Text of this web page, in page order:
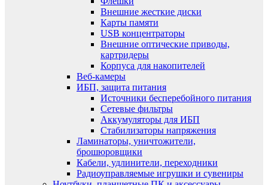
Внешние жесткие диски
Карты памяти
USB концентраторы
Внешние оптические приводы,
картридеры
Корпуса для накопителей
Веб-камеры
ИБП, защита питания
Источники бесперебойного питания
Сетевые фильтры
Аккумуляторы для ИБП
Стабилизаторы напряжения
Ламинаторы, уничтожители,
брошюровщики
Кабели, удлинители, переходники
Радиоуправляемые игрушки и сувениры